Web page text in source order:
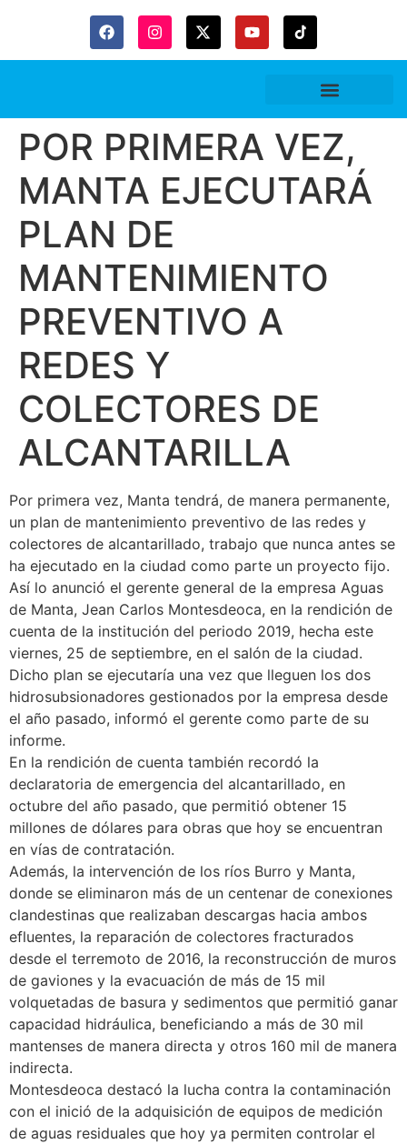
POR PRIMERA VEZ,
MANTA EJECUTARÁ
PLAN DE
MANTENIMIENTO
PREVENTIVO A
REDES Y
COLECTORES DE
ALCANTARILLA
Por primera vez, Manta tendrá, de manera permanente,
un plan de mantenimiento preventivo de las redes y
colectores de alcantarillado, trabajo que nunca antes se
ha ejecutado en la ciudad como parte un proyecto fijo.
Así lo anunció el gerente general de la empresa Aguas
de Manta, Jean Carlos Montesdeoca, en la rendición de
cuenta de la institución del periodo 2019, hecha este
viernes, 25 de septiembre, en el salón de la ciudad.
Dicho plan se ejecutaría una vez que lleguen los dos
hidrosubsionadores gestionados por la empresa desde
el año pasado, informó el gerente como parte de su
informe.
En la rendición de cuenta también recordó la
declaratoria de emergencia del alcantarillado, en
octubre del año pasado, que permitió obtener 15
millones de dólares para obras que hoy se encuentran
en vías de contratación.
Además, la intervención de los ríos Burro y Manta,
donde se eliminaron más de un centenar de conexiones
clandestinas que realizaban descargas hacia ambos
efluentes, la reparación de colectores fracturados
desde el terremoto de 2016, la reconstrucción de muros
de gaviones y la evacuación de más de 15 mil
volquetadas de basura y sedimentos que permitió ganar
capacidad hidráulica, beneficiando a más de 30 mil
mantenses de manera directa y otros 160 mil de manera
indirecta.
Montesdeoca destacó la lucha contra la contaminación
con el inició de la adquisición de equipos de medición
de aguas residuales que hoy ya permiten controlar el